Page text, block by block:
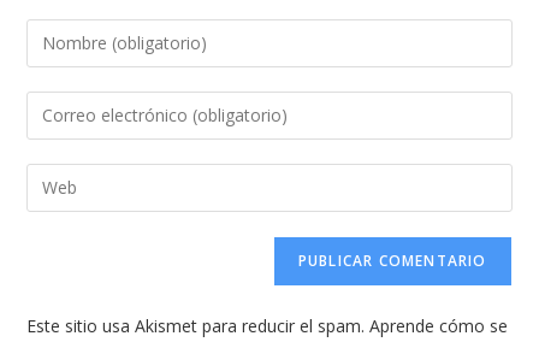
Introduce
tu
nombre
de
usuario
Introduce
tu
dirección
de
comentar
Introduce
la
web
Este sitio usa Akismet para reducir el spam.Aprende cómo se